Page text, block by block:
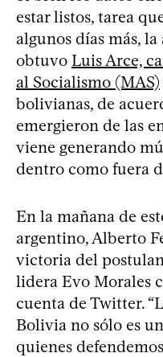
estar listos, tarea
algunos días más,
obtuvo Luis Arce,
al Socialismo (MAS)
bolivianas, de
emergieron de las
viene generando
dentro como fuera
En la mañana de
argentino, Alberto
victoria del
lidera Evo Morales
cuenta de Twitter.
Bolivia no sólo es
quienes